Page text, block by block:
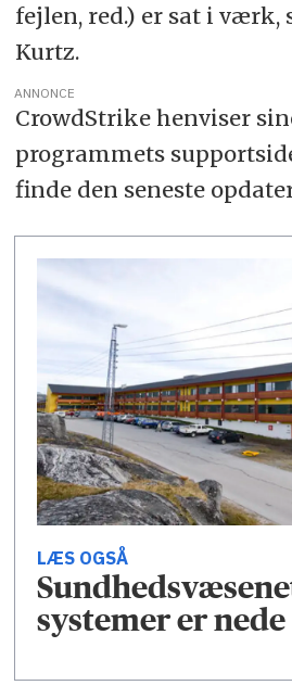
fejlen, red.) er sat i værk,
Kurtz.
ANNONCE
CrowdStrike henviser
programmets
finde den seneste
LÆS OGSÅ
systemer er nede